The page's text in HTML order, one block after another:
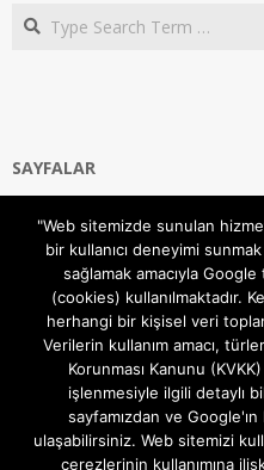
Search
SAYFALAR
Gizlilik ve Çerezler (Cookies)
Hakkımızda
İletişim Kanalları
MODEM KURULUM
TEKNİK DESTEK
TELEVİZYON SİSTEMLERİ
"Web sitemizde sunulan
bir kullanıcı deneyimi
sağlamak amacıyla
(cookies) kullanılmaktadır.
herhangi bir kişisel veri
Verilerin kullanım amacı,
Korunması Kanunu
işlenmesiyle ilgili detaylı
sayfamızdan ve
ulaşabilirsiniz. Web sitemizi
çerezlerinin kullanımına